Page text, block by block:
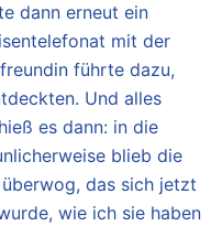
dann erneut ein
mit der
führte dazu,
Und alles
es dann: in die
blieb die
das sich jetzt
wie ich sie haben